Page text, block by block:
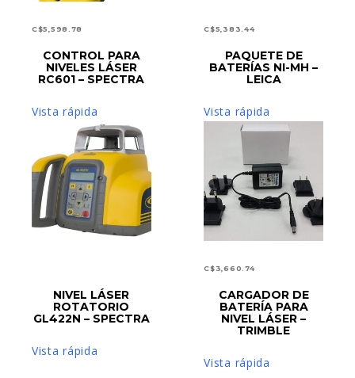
C$5,598.78
AÑADIR AL CARRITO
CONTROL PARA
NIVELES LÁSER
RC601 – SPECTRA
Vista rápida
C$5,383.44
AÑADIR AL CARRITO
PAQUETE DE
BATERÍAS NI-MH –
LEICA
Vista rápida
LEER MÁS
NIVEL LÁSER
ROTATORIO
GL422N – SPECTRA
Vista rápida
C$3,660.74
AÑADIR AL CARRITO
CARGADOR DE
BATERÍA PARA
NIVEL LÁSER –
TRIMBLE
Vista rápida